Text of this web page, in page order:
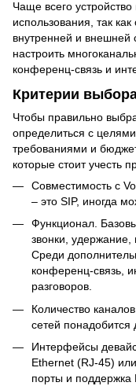
Чаще всего
использования, так
внутренней и
настроить
конференц-связь и
Критерии
Чтобы правильно
определиться с
требованиями и
которые стоит учесть
Совместимость с
– это SIP, иногда
Функционал.
звонки, удержание,
Среди
конференц-связь,
разговоров.
Количество
сетей понадобится
Интерфейсы
Ethernet (RJ-45)
порты и поддержка